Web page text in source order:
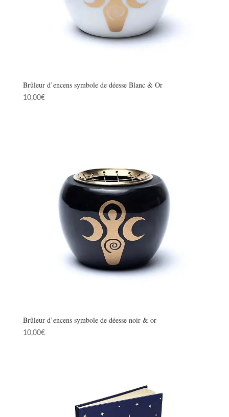
Brûleur d’encens symbole de déesse Blanc & Or
10,00€
Brûleur d’encens symbole de déesse noir & or
10,00€